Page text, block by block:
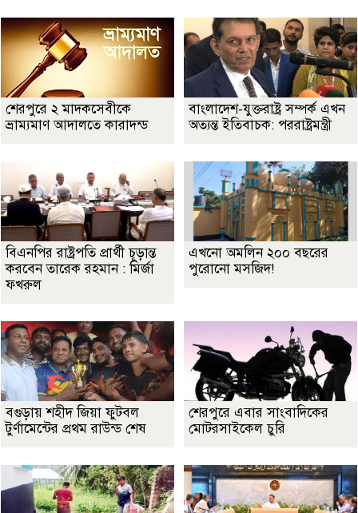
শেরপুরে ২ মাদকসেবীকে
ভ্রাম্যমাণ আদালতে কারাদন্ড
বাংলাদেশ-যুক্তরাষ্ট্র সম্পর্ক এখন
অত্যন্ত ইতিবাচক: পররাষ্ট্রমন্ত্রী
বিএনপির রাষ্ট্রপতি প্রার্থী চূড়ান্ত
করবেন তারেক রহমান : মির্জা
ফখরুল
এখনো অমলিন ২০০ বছরের
পুরোনো মসজিদ!
বগুড়ায় শহীদ জিয়া ফুটবল
টুর্ণামেন্টের প্রথম রাউন্ড শেষ
শেরপুরে এবার সাংবাদিকের
মোটরসাইকেল চুরি